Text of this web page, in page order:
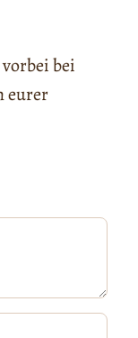
bei
eurer